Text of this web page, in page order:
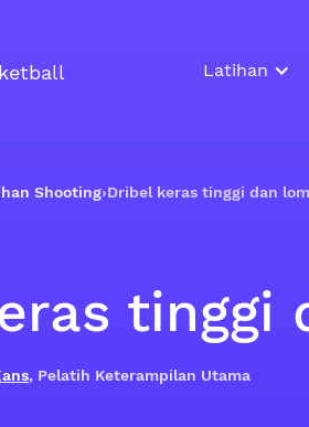
Latihan
Shooting›Dribel keras tinggi dan
tinggi
, Pelatih Keterampilan Utama